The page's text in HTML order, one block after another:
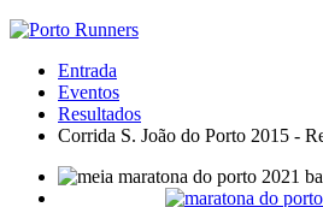
Entrada
Eventos
Resultados
Corrida S. João do Porto 2015 -